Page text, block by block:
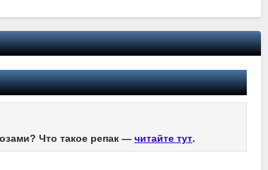
Что такое репак — читайте тут.